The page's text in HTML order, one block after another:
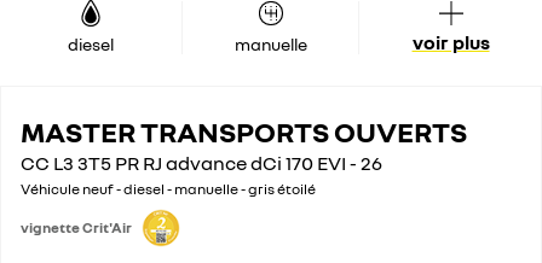
diesel manuelle voir plus
MASTER TRANSPORTS OUVERTS
CC L3 3T5 PR RJ advance dCi 170 EVI - 26
Véhicule neuf - diesel - manuelle - gris étoilé
vignette Crit'Air